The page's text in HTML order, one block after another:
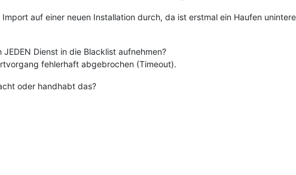
auf einer neuen Installation durch, da ist erstmal ein Haufen
JEDEN Dienst in die Blacklist aufnehmen?
fehlerhaft abgebrochen (Timeout).
oder handhabt das?